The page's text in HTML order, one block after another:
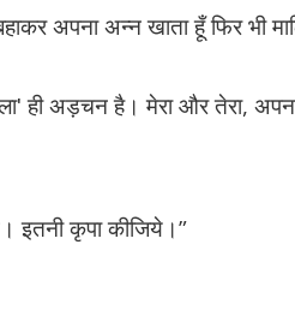
अपना अन्न खाता हूँ फिर भी
ही अड़चन है। मेरा और तेरा,
इतनी कृपा कीजिये।”